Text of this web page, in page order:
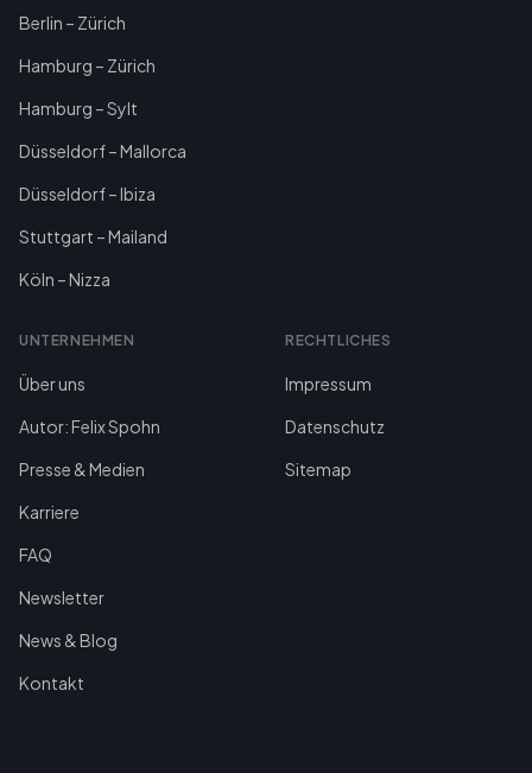
Berlin – Zürich
Hamburg – Zürich
Hamburg – Sylt
Düsseldorf – Mallorca
Düsseldorf – Ibiza
Stuttgart – Mailand
Köln – Nizza
UNTERNEHMEN
Über uns
Autor: Felix Spohn
Presse & Medien
Karriere
FAQ
Newsletter
News & Blog
Kontakt
RECHTLICHES
Impressum
Datenschutz
Sitemap